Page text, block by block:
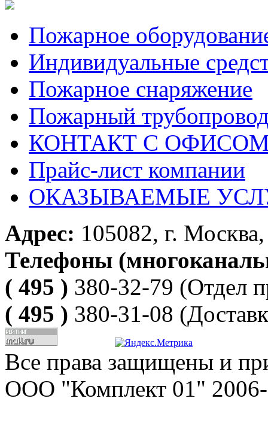
Пожарное
Индивидуальные
Пожарное снаряжение
Пожарный
КОНТАКТ С ОФИСОМ
Прайс-лист компании
ОКАЗЫВАЕМЫЕ
Адрес: 105082, г.
Телефоны
( 495 ) 380-32-79 (Отдел
( 495 ) 380-31-08
Все права защищены и
ООО "Комплект 01" 2006-